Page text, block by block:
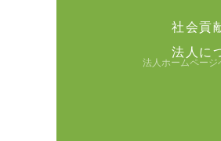
社会貢
法人に
法人ホームページ